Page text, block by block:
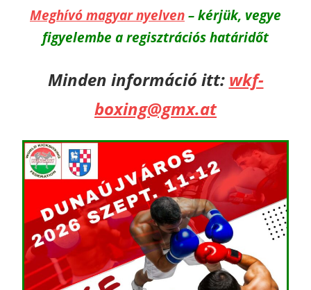
Meghívó magyar nyelven – kérjük, vegye
figyelembe a regisztrációs határidőt
Minden információ itt: wkf-
boxing@gmx.at